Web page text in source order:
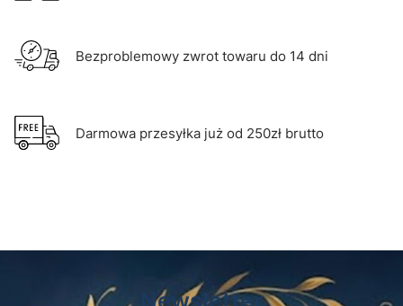
Bezproblemowy zwrot towaru do 14 dni
Darmowa przesyłka już od 250zł brutto